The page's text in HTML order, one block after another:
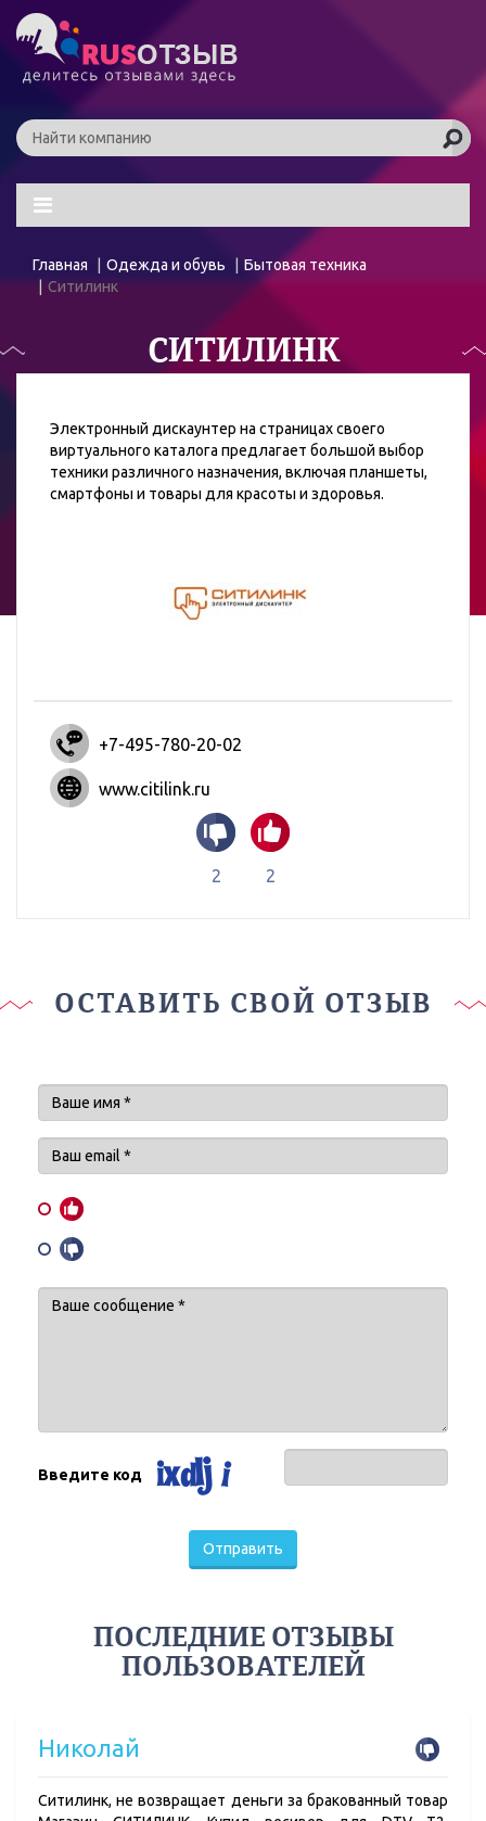
Главная Одежда и обувь
Бытовая техника
Ситилинк
СИТИЛИНК
Электронный дискаунтер на страницах своего
виртуального каталога предлагает большой выбор
техники различного назначения, включая планшеты,
смартфоны и товары для красоты и здоровья.
+7-495-780-20-02
www.citilink.ru
2 2
ОСТАВИТЬ СВОЙ ОТЗЫВ
Введите код
Отправить
ПОСЛЕДНИЕ ОТЗЫВЫ
ПОЛЬЗОВАТЕЛЕЙ
Николай
Ситилинк, не возвращает деньги за бракованный товар